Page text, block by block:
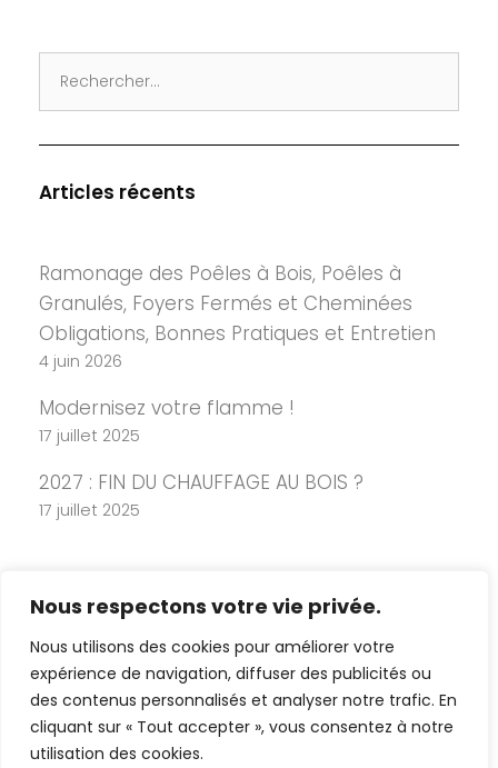
Nous respectons votre vie privée.
Nous utilisons des cookies pour améliorer votre
expérience de navigation, diffuser des publicités ou
des contenus personnalisés et analyser notre trafic. En
cliquant sur « Tout accepter », vous consentez à notre
utilisation des cookies.
for:
Articles récents
Ramonage des Poêles à Bois, Poêles à
Granulés, Foyers Fermés et Cheminées
Obligations, Bonnes Pratiques et Entretien
4 juin 2026
Modernisez votre flamme !
17 juillet 2025
2027 : FIN DU CHAUFFAGE AU BOIS ?
17 juillet 2025
Copyright 2026 Cheminée Design -
Mentions légales